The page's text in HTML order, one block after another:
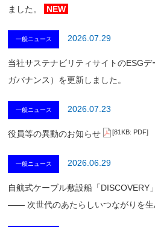
ました。
NEW
一般ニュース 2026.07.29
当社サステナビリティサイトのESGデ
ガバナンス）を更新しました。
一般ニュース 2026.07.23
役員等の異動のお知らせ [81KB: PDF]
一般ニュース 2026.06.29
自航式ケーブル敷設船「DISCOVERY
―― 次世代のあたらしいつながりを